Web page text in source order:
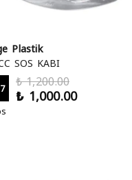
Plastik
SOS KABI
₺ 1,200.00
₺ 1,000.00